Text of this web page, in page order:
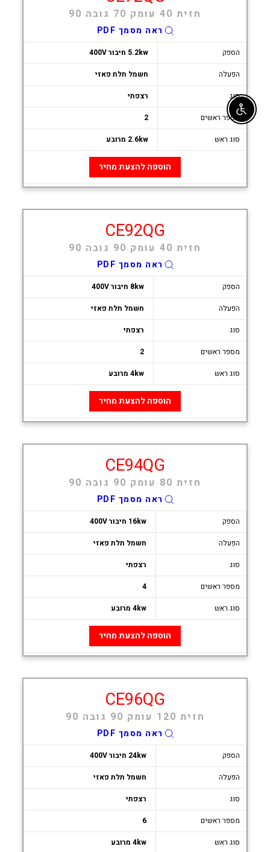
חזית 40 עומק 70 גובה 90
ראה מסמך PDF
הספק
5.2kw חיבור 400V
הפעלה
חשמל תלת פאזי
סוג
רצפתי
מספר ראשים
2
סוג ראש
2.6kw מרובע
הוספה להצעת מחיר
CE92QG
חזית 40 עומק 90 גובה 90
ראה מסמך PDF
הספק
8kw חיבור 400V
הפעלה
חשמל תלת פאזי
סוג
רצפתי
מספר ראשים
2
סוג ראש
4kw מרובע
הוספה להצעת מחיר
CE94QG
חזית 80 עומק 90 גובה 90
ראה מסמך PDF
הספק
16kw חיבור 400V
הפעלה
חשמל תלת פאזי
סוג
רצפתי
מספר ראשים
4
סוג ראש
4kw מרובע
הוספה להצעת מחיר
CE96QG
חזית 120 עומק 90 גובה 90
ראה מסמך PDF
הספק
24kw חיבור 400V
הפעלה
חשמל תלת פאזי
סוג
רצפתי
מספר ראשים
6
סוג ראש
4kw מרובע
Enable accessibility